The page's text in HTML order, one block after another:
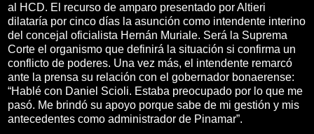
al HCD. El recurso de amparo presentado por Altieri
dilataría por cinco días la asunción como intendente interino
del concejal oficialista Hernán Muriale. Será la Suprema
Corte el organismo que definirá la situación si confirma un
conflicto de poderes. Una vez más, el intendente remarcó
ante la prensa su relación con el gobernador bonaerense:
“Hablé con Daniel Scioli. Estaba preocupado por lo que me
pasó. Me brindó su apoyo porque sabe de mi gestión y mis
antecedentes como administrador de Pinamar”.